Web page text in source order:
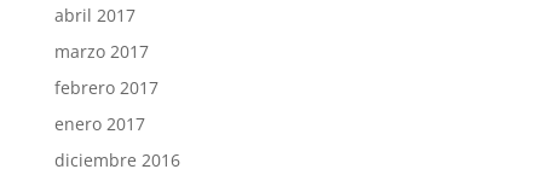
abril 2017
marzo 2017
febrero 2017
enero 2017
diciembre 2016